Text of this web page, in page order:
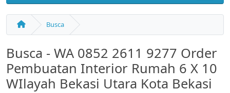
Busca
Busca - WA 0852 2611 9277 Order
Pembuatan Interior Rumah 6 X 10
WIlayah Bekasi Utara Kota Bekasi